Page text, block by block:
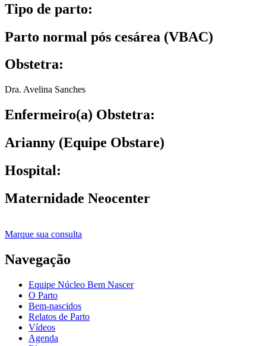
Tipo de parto:
Parto normal pós cesárea (VBAC)
Obstetra:
Dra. Avelina Sanches
Enfermeiro(a) Obstetra:
Arianny (Equipe Obstare)
Hospital:
Maternidade Neocenter
Marque sua consulta
Navegação
Equipe Núcleo Bem Nascer
O Parto
Bem-nascidos
Relatos de Parto
Vídeos
Agenda